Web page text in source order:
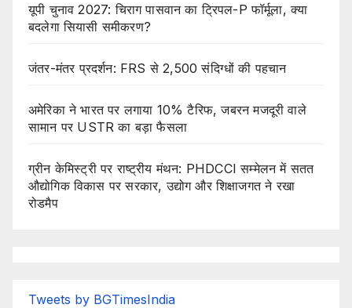
यूपी चुनाव 2027: चिराग पासवान का ट्रिपल-P फॉर्मूला, क्या
बदलेगा सियासी समीकरण?
जंतर-मंतर प्रदर्शन: FRS से 2,500 संदिग्धों की पहचान
अमेरिका ने भारत पर लगाया 10% टैरिफ, जबरन मजदूरी वाले
सामान पर USTR का बड़ा फैसला
ग्रीन केमिस्ट्री पर राष्ट्रीय मंथन: PHDCCI सम्मेलन में सतत
औद्योगिक विकास पर सरकार, उद्योग और शिक्षाजगत ने रखा
रोडमैप
Tweets by BGTimesIndia